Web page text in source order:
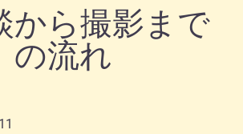
から撮影まで
の流れ